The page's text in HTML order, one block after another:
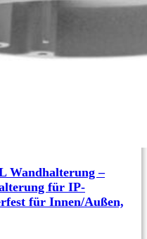
Wandhalterung –
für IP-
für Innen/Außen,